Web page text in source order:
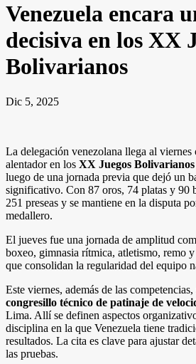
Venezuela encara
decisiva en los XX
Bolivarianos
Dic 5, 2025
La delegación venezolana llega al viernes
alentador en los XX Juegos
luego de una jornada previa que dejó un
significativo. Con 87 oros, 74 platas y 90
251 preseas y se mantiene en la disputa
medallero.
El jueves fue una jornada de amplitud
boxeo, gimnasia rítmica, atletismo, remo
que consolidan la regularidad del equipo
Este viernes, además de las
congresillo técnico de patinaje de
Lima. Allí se definen aspectos
disciplina en la que Venezuela tiene
resultados. La cita es clave para ajustar
las pruebas.